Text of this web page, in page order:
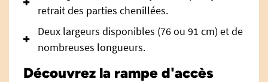
retrait des parties chenillées.
Deux largeurs disponibles (76 ou 91 cm) et de
nombreuses longueurs.
Découvrez la rampe d'accès